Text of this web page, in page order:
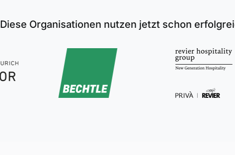
Diese Organisationen nutzen jetzt schon